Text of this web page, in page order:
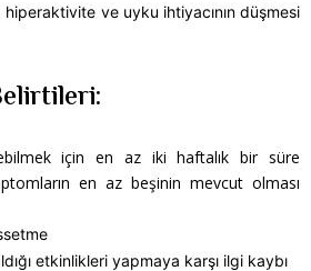
ve uyku ihtiyacının düşmesi
için en az iki haftalık bir süre
en az beşinin mevcut olması
etkinlikleri yapmaya karşı ilgi kaybı